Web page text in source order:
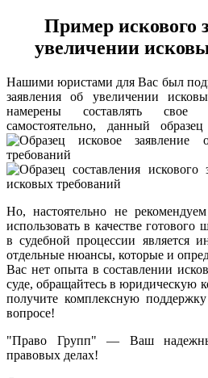
Пример искового
увеличении
Нашими юристами для Вас был
заявления об увеличении
намерены составлять свое
самостоятельно, данный
Но, настоятельно не
использовать в качестве
в судебной процессии является
отдельные нюансы, которые и
Вас нет опыта в составлении
суде, обращайтесь в
получите комплексную
вопросе!
"Право Групп" — Ваш
правовых делах!